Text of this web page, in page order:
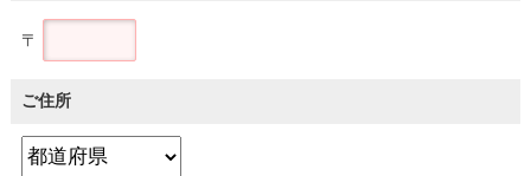
〒
ご住所